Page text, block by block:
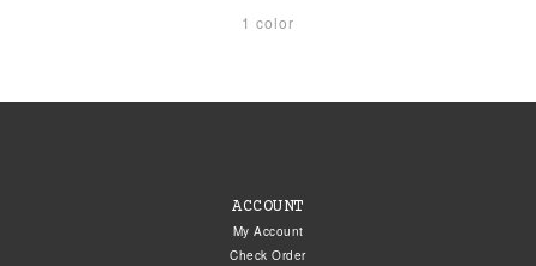
1 color
ACCOUNT
My Account
Check Order